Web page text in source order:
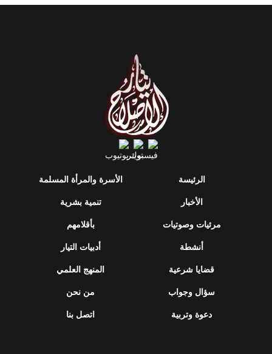
الرئيسة
الأخبار
مرئيات وصوتيات
أنشطة
قضايا شرعية
سؤال وجواب
دعوة وتربية
الأسرة والمرأة المسلمة
تنمية بشرية
بأقلامهم
أدبيات التيار
المنهج العلمي
من نحن
اتصل بنا